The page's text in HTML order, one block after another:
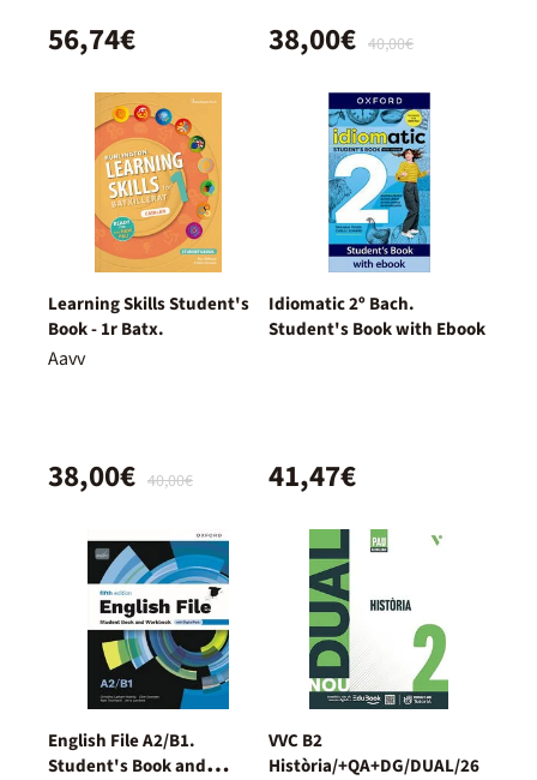
56,74€ 40,00€
38,00€
Learning Skills Student's
Book - 1r Batx.
Aavv
40,00€
38,00€
Idiomatic 2º Bach.
Student's Book with Ebook
41,47€
English File A2/B1.
Student's Book and
VVC B2
Història/+QA+DG/DUAL/26